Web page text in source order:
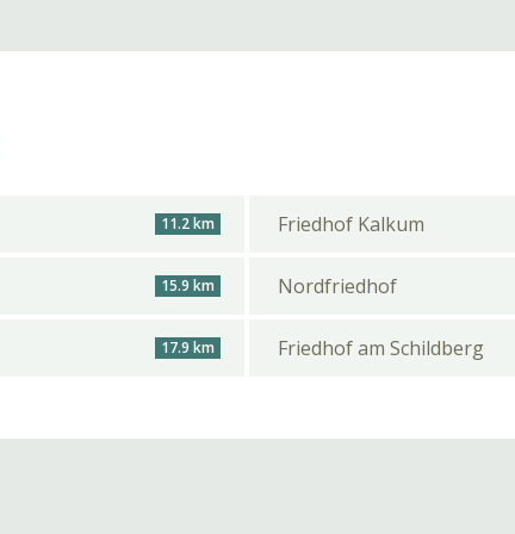
11.2 km Friedhof Kalkum
15.9 km Nordfriedhof
17.9 km Friedhof am Schildberg